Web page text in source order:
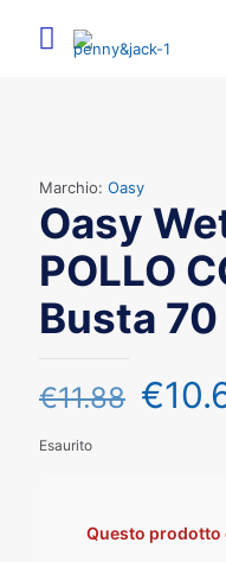
Marchio: Oasy
Oasy
POLLO
Busta
€11.88 €
Esaurito
Questo prodotto